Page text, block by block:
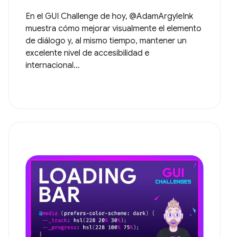
En el GUI Challenge de hoy, @AdamArgyleInk
muestra cómo mejorar visualmente el elemento
de diálogo y, al mismo tiempo, mantener un
excelente nivel de accesibilidad e
internacional...